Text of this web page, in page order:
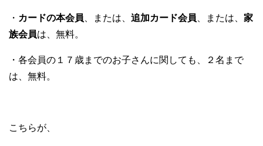
・ カードの本会員 、または、 追加カード会員 、または、 家
族会員は、無料。
・各会員の１７歳までのお子さんに関しても、２名まで
は、無料。
こちらが、